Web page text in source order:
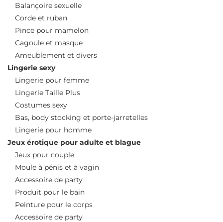
Balançoire sexuelle
Corde et ruban
Pince pour mamelon
Cagoule et masque
Ameublement et divers
Lingerie sexy
Lingerie pour femme
Lingerie Taille Plus
Costumes sexy
Bas, body stocking et porte-jarretelles
Lingerie pour homme
Jeux érotique pour adulte et blague
Jeux pour couple
Moule à pénis et à vagin
Accessoire de party
Produit pour le bain
Peinture pour le corps
Accessoire de party